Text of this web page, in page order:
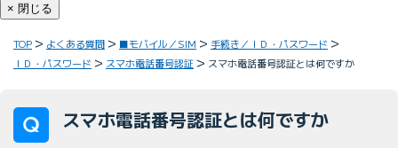
× 閉じる
TOP よくある質問 ■モバイル／SIM
手続き／ＩＤ・パスワード
ＩＤ・パスワード
スマホ電話番号認証 スマホ電話番号認証とは何ですか
スマホ電話番号認証とは何ですか